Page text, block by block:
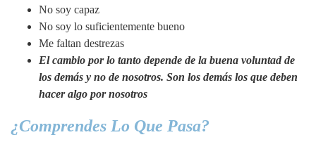
No soy capaz
No soy lo suficientemente bueno
Me faltan destrezas
El cambio por lo tanto depende de la buena voluntad de
los demás y no de nosotros. Son los demás los que deben
hacer algo por nosotros
¿Comprendes Lo Que Pasa?